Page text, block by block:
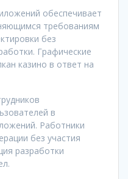
обеспечивает
требованиям
без
Графические
казино в ответ на
в
Работники
без участия
разработки